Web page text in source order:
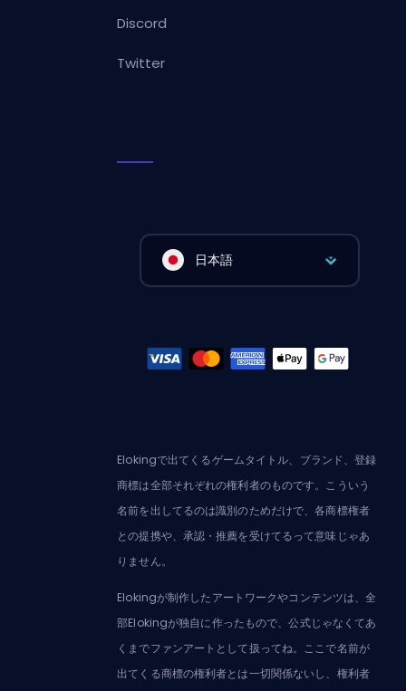
Discord
Twitter
日本語
Elokingで出てくるゲームタイトル、ブランド、登録
商標は全部それぞれの権利者のものです。こういう
名前を出してるのは識別のためだけで、各商標権者
との提携や、承認・推薦を受けてるって意味じゃあ
りません。
Elokingが制作したアートワークやコンテンツは、全
部Elokingが独自に作ったもので、公式じゃなくてあ
くまでファンアートとして扱ってね。ここで名前が
出てくる商標の権利者とは一切関係ないし、権利者